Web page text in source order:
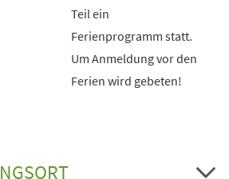
Teil ein
Ferienprogramm statt.
Um Anmeldung vor den
Ferien wird gebeten!